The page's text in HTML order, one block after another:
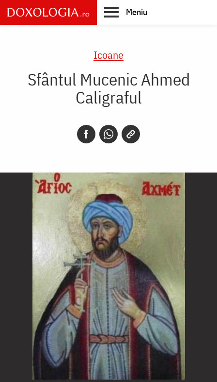
Skip
to
main
Meniu
Icoane
Sfântul Mucenic Ahmed
Caligraful